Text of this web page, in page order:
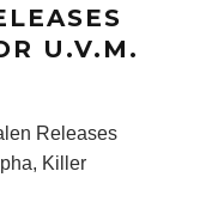
U.V.M.
Releases
Killer